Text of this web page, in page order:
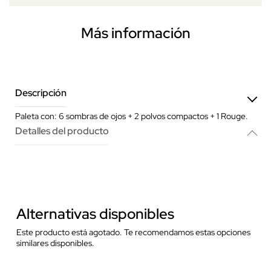
Más información
Descripción
Paleta con: 6 sombras de ojos + 2 polvos compactos + 1 Rouge.
Detalles del producto
Alternativas disponibles
Este producto está agotado. Te recomendamos estas opciones
similares disponibles.